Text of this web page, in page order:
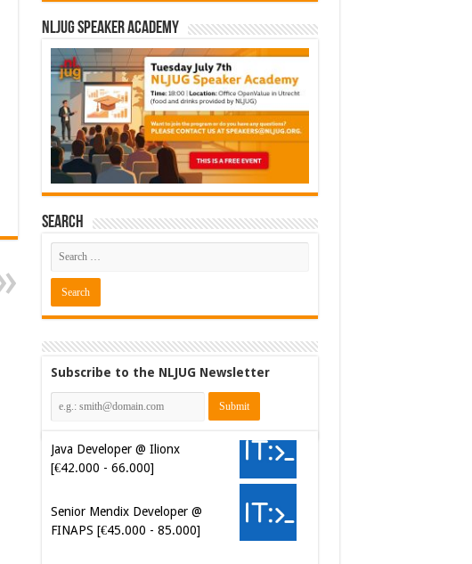
NLJUG Speaker Academy
Search
Subscribe to the NLJUG Newsletter
Java Developer @ Ilionx
[€42.000 - 66.000]
Senior Mendix Developer @
FINAPS [€45.000 - 85.000]